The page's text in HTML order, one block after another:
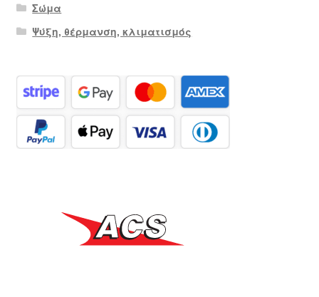
Σώμα
Ψύξη, θέρμανση, κλιματισμός